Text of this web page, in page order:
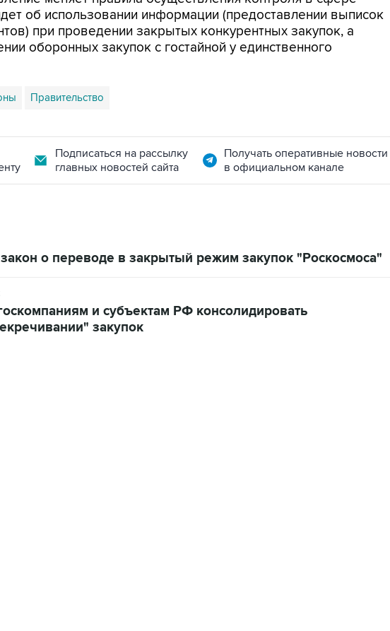
об использовании информации (предоставлении выписок
при проведении закрытых конкурентных закупок, а
оборонных закупок с гостайной у единственного
Правительство
Подписаться на рассылку
главных новостей сайта
Получать оперативные новости
в официальном канале
о переводе в закрытый режим закупок "Роскосмоса"
и субъектам РФ консолидировать
закупок